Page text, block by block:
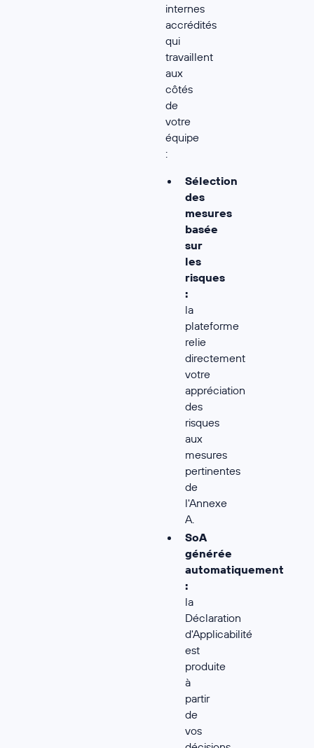
internes
accrédités
qui
travaillent
aux
côtés
de
votre
équipe
:
Sélection
des
mesures
basée
sur
les
risques
:
la
plateforme
relie
directement
votre
appréciation
des
risques
aux
mesures
pertinentes
de
l'Annexe
A.
SoA
générée
automatiquement
:
la
Déclaration
d'Applicabilité
est
produite
à
partir
de
vos